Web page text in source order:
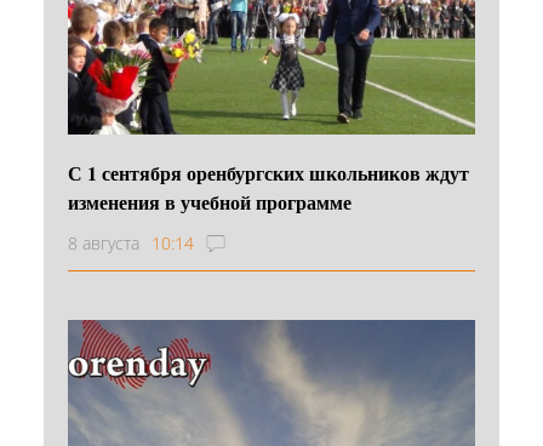
С 1 сентября оренбургских школьников ждут
изменения в учебной программе
8 августа 10:14